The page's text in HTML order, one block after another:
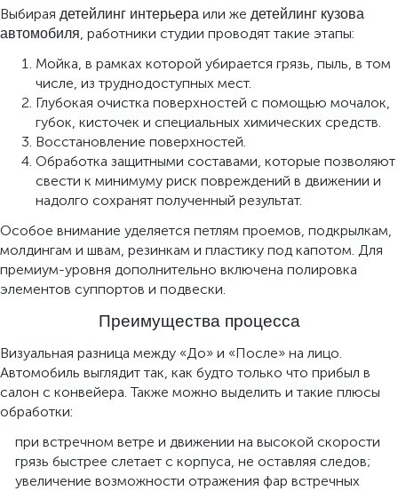
Выбирая детейлинг интерьера или же детейлинг кузова
автомобиля, работники студии проводят такие этапы:
Мойка, в рамках которой убирается грязь, пыль, в том
числе, из труднодоступных мест.
Глубокая очистка поверхностей с помощью мочалок,
губок, кисточек и специальных химических средств.
Восстановление поверхностей.
Обработка защитными составами, которые позволяют
свести к минимуму риск повреждений в движении и
надолго сохранят полученный результат.
Особое внимание уделяется петлям проемов, подкрылкам,
молдингам и швам, резинкам и пластику под капотом. Для
премиум-уровня дополнительно включена полировка
элементов суппортов и подвески.
Преимущества процесса
Визуальная разница между «До» и «После» на лицо.
Автомобиль выглядит так, как будто только что прибыл в
салон с конвейера. Также можно выделить и такие плюсы
обработки:
при встречном ветре и движении на высокой скорости
грязь быстрее слетает с корпуса, не оставляя следов;
увеличение возможности отражения фар встречных